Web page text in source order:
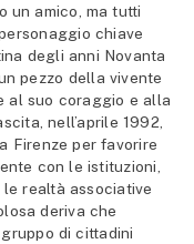
un amico, ma tutti
chiave
degli anni Novanta
pezzo della vivente
al suo coraggio e alla
nell’aprile 1992,
Firenze per favorire
con le istituzioni,
le realtà associative
deriva che
di cittadini